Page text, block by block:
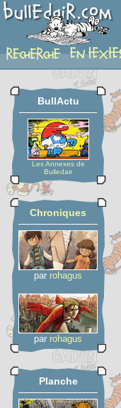
detail-etoiles
BullActu
Les Annexes de
Bulledair
Chroniques
par rohagus
par rohagus
Planche